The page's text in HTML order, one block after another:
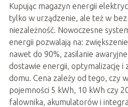
Kupując magazyn energii
tylko w urządzenie, ale też w
niezależność. Nowoczesne
energii pozwalają na:
nawet do 90%, zasilanie
dostawie energii, optymalizację i
domu. Cena zależy od tego, czy
pojemności 5 kWh, 10 kWh czy
falownika, akumulatorów i